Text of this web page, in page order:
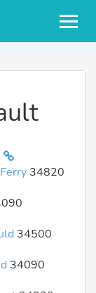
34820
34500
34090